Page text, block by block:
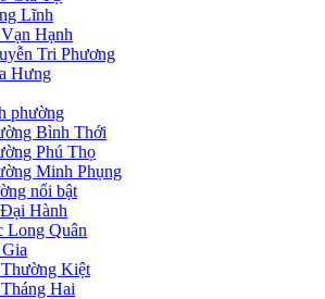
Lĩnh
Hạnh
Tri Phương
Hưng
phường
Bình Thới
Phú Thọ
Minh Phụng
nổi bật
Hành
Long Quân
Kiệt
Hai